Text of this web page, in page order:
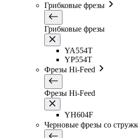
Грибковые фрезы
Грибковые фрезы
YA554T
YP554T
Фрезы Hi-Feed
Фрезы Hi-Feed
YH604F
Черновые фрезы со